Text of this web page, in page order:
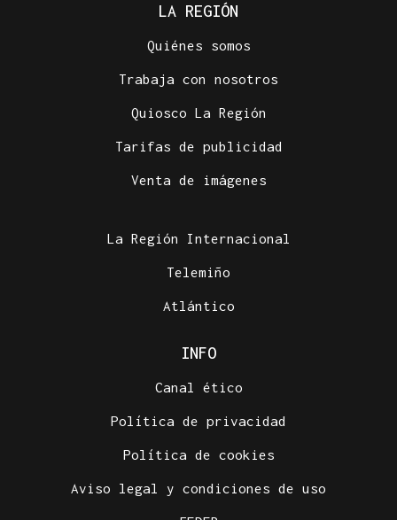
LA REGIÓN
Quiénes somos
Trabaja con nosotros
Quiosco La Región
Tarifas de publicidad
Venta de imágenes
La Región Internacional
Telemiño
Atlántico
INFO
Canal ético
Política de privacidad
Política de cookies
Aviso legal y condiciones de uso